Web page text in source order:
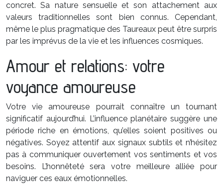
concret. Sa nature sensuelle et son attachement aux
valeurs traditionnelles sont bien connus. Cependant,
même le plus pragmatique des Taureaux peut être surpris
par les imprévus de la vie et les influences cosmiques.
Amour et relations: votre
voyance amoureuse
Votre vie amoureuse pourrait connaître un tournant
significatif aujourd’hui. L’influence planétaire suggère une
période riche en émotions, qu’elles soient positives ou
négatives. Soyez attentif aux signaux subtils et n’hésitez
pas à communiquer ouvertement vos sentiments et vos
besoins. L’honnêteté sera votre meilleure alliée pour
naviguer ces eaux émotionnelles.